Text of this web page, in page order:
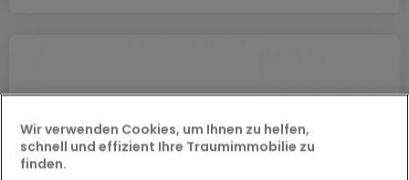
Wir verwenden Cookies, um Ihnen zu helfen,
schnell und effizient Ihre Traumimmobilie zu
finden.